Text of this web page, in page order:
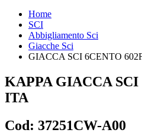
Home
SCI
Abbigliamento Sci
Giacche Sci
GIACCA SCI 6CENTO
KAPPA GIACCA SCI
ITA
Cod: 37251CW-A00